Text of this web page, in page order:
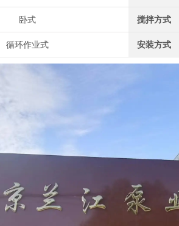
卧式 搅拌方式
循环作业式 安装方式